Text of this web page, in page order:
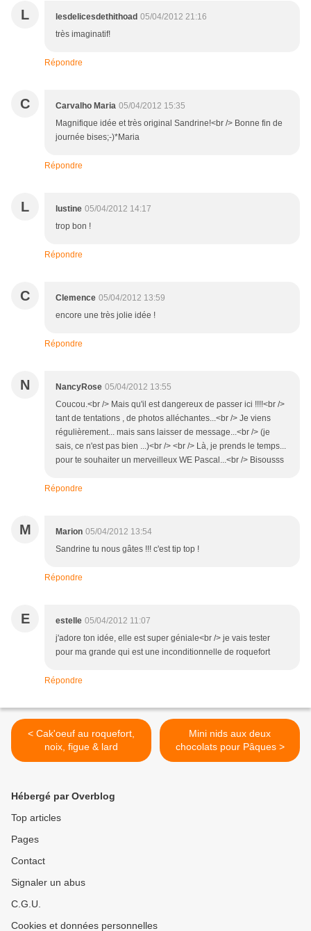
L lesdelicesdethithoad 05/04/2012 21:16
très imaginatif!
Répondre
C Carvalho Maria 05/04/2012 15:35
Magnifique idée et très original Sandrine!<br /> Bonne fin de
journée bises;-)*Maria
Répondre
L lustine 05/04/2012 14:17
trop bon !
Répondre
C Clemence 05/04/2012 13:59
encore une très jolie idée !
Répondre
N NancyRose 05/04/2012 13:55
Coucou.<br /> Mais qu'il est dangereux de passer ici !!!!<br />
tant de tentations , de photos alléchantes...<br /> Je viens
régulièrement... mais sans laisser de message...<br /> (je
sais, ce n'est pas bien ...)<br /> <br /> Là, je prends le temps...
pour te souhaiter un merveilleux WE Pascal...<br /> Bisousss
Répondre
M Marion 05/04/2012 13:54
Sandrine tu nous gâtes !!! c'est tip top !
Répondre
E estelle 05/04/2012 11:07
j'adore ton idée, elle est super géniale<br /> je vais tester
pour ma grande qui est une inconditionnelle de roquefort
Répondre
< Cak'oeuf au roquefort,
noix, figue & lard
Mini nids aux deux
chocolats pour Pâques >
Hébergé par Overblog
Top articles
Pages
Contact
Signaler un abus
C.G.U.
Cookies et données personnelles